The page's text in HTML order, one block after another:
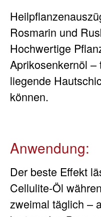
Rosmarin und
Hochwertige
Aprikosenkernöl
liegende
können.
Anwendung:
Der beste Effekt
Cellulite-Öl
zweimal täglich –